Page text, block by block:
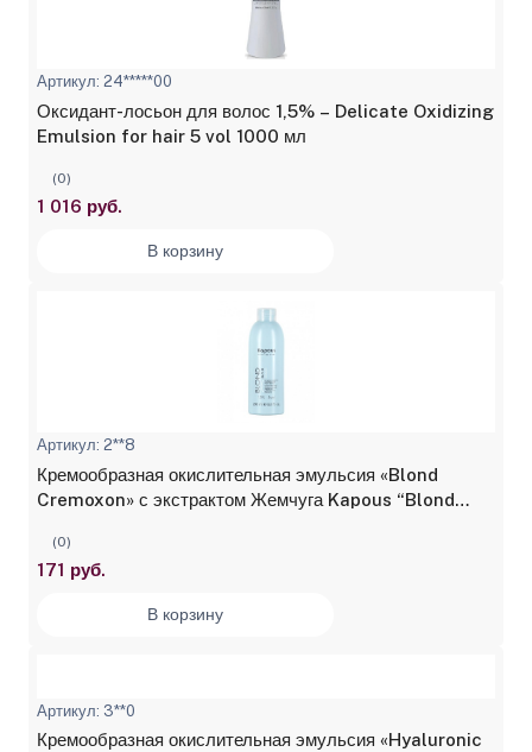
Артикул: 24*****00
Оксидант-лосьон для волос 1,5% – Delicate Oxidizing
Emulsion for hair 5 vol 1000 мл
(0)
1 016 руб.
В корзину
Артикул: 2**8
Кремообразная окислительная эмульсия «Blond
Cremoxon» с экстрактом Жемчуга Kapous “Blond
(0)
171 руб.
В корзину
Артикул: 3**0
Кремообразная окислительная эмульсия «Hyaluronic